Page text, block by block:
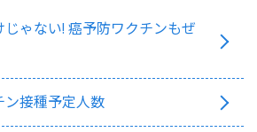
ゃない! 癌予防ワクチンもぜ
ン接種予定人数